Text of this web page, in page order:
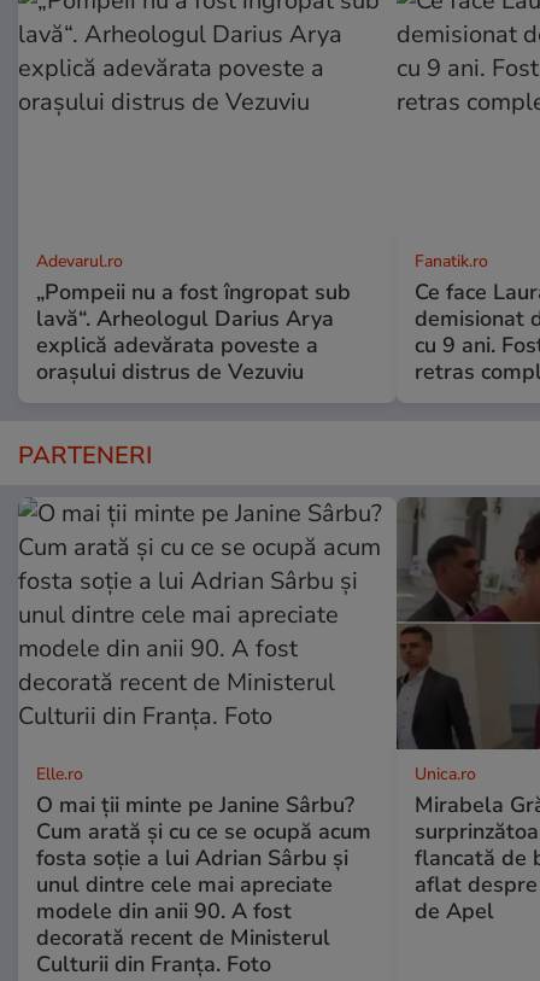
Adevarul.ro
„Pompeii nu a fost îngropat sub
lavă“. Arheologul Darius Arya
explică adevărata poveste a
orașului distrus de Vezuviu
Fanatik.ro
Ce face
demisionat
cu 9 ani.
retras
PARTENERI
Elle.ro
O mai ții minte pe Janine Sârbu?
Cum arată și cu ce se ocupă acum
fosta soție a lui Adrian Sârbu și
unul dintre cele mai apreciate
modele din anii 90. A fost
decorată recent de Ministerul
Culturii din Franța. Foto
Unica.ro
Mirabela
flancată de
aflat
de Apel